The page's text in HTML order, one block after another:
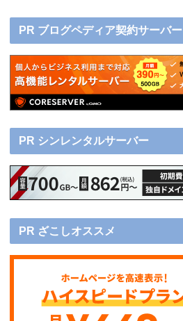
PR ブログペディア契約サーバー
PR シンレンタルサーバー
PR ざこしオススメ